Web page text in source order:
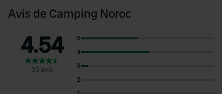
Avis de Camping Noroc
4.54
35 avis
5
4
3
2